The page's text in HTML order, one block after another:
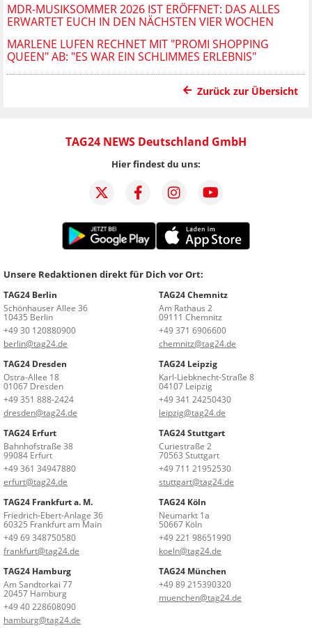
MDR-MUSIKSOMMER 2026 IST ERÖFFNET: DAS ALLES
ERWARTET EUCH IN DEN NÄCHSTEN VIER WOCHEN
MARLENE LUFEN RECHNET MIT "PROMI SHOPPING
QUEEN" AB: "ES WAR EIN SCHLIMMES ERLEBNIS"
Zurück zur Übersicht
TAG24 NEWS Deutschland GmbH
Hier findest du uns:
Unsere Redaktionen direkt für Dich vor Ort:
TAG24 Berlin
Schönhauser Allee 36
10435 Berlin
+49 30 120880900
berlin@tag24.de
TAG24 Chemnitz
Am Rathaus 2
09111 Chemnitz
+49 371 6906600
chemnitz@tag24.de
TAG24 Dresden
Ostra-Allee 18
01067 Dresden
+49 351 888-2424
dresden@tag24.de
TAG24 Leipzig
Karl-Liebknecht-Straße 8
04107 Leipzig
+49 341 24250430
leipzig@tag24.de
TAG24 Erfurt
Bahnhofstraße 38
99084 Erfurt
+49 361 34947880
erfurt@tag24.de
TAG24 Stuttgart
Curiestraße 2
70563 Stuttgart
+49 711 21952530
stuttgart@tag24.de
TAG24 Frankfurt a. M.
Friedrich-Ebert-Anlage 36
60325 Frankfurt am Main
+49 69 348750580
frankfurt@tag24.de
TAG24 Köln
Neumarkt 1a
50667 Köln
+49 221 98651990
koeln@tag24.de
TAG24 Hamburg
Am Sandtorkai 77
20457 Hamburg
+49 40 228608090
hamburg@tag24.de
TAG24 München
+49 89 215390320
muenchen@tag24.de